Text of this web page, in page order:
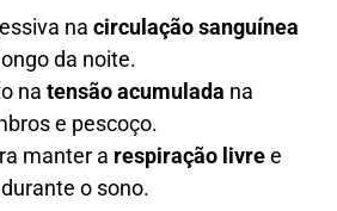
na circulação sanguínea
da noite.
na tensão acumulada na
e pescoço.
manter a respiração livree
o sono.